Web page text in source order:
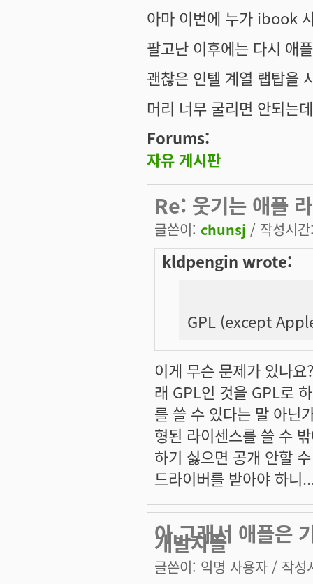
아마 이번에 누가 ibook
팔고난 이후에는 다시 애
괜찮은 인텔 계열 랩탑을
머리 너무 굴리면 안되는
Forums:
자유 게시판
Re: 웃기는 애플
글쓴이: chunsj / 작성시
kldpengin wrote:
GPL (except
이게 무슨 문제가 있나
래 GPL인 것을 GPL로
를 쓸 수 있다는 말 아닌
형된 라이센스를 쓸 수
하기 싫으면 공개 안할
드라이버를 받아야 하니
아 그래서 애플은
개발자들
글쓴이: 익명 사용자 / 작성